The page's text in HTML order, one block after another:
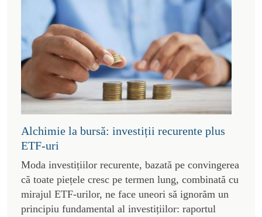
Alchimie la bursă: investiții recurente plus
ETF-uri
Moda investițiilor recurente, bazată pe convingerea
că toate piețele cresc pe termen lung, combinată cu
mirajul ETF-urilor, ne face uneori să ignorăm un
principiu fundamental al investițiilor: raportul